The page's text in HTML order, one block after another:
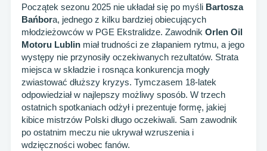
Początek sezonu 2025 nie układał się po myśli Bartosza
Bańbora, jednego z kilku bardziej obiecujących
młodzieżowców w PGE Ekstralidze. Zawodnik Orlen Oil
Motoru Lublin miał trudności ze złapaniem rytmu, a jego
występy nie przynosiły oczekiwanych rezultatów. Strata
miejsca w składzie i rosnąca konkurencja mogły
zwiastować dłuższy kryzys. Tymczasem 18-latek
odpowiedział w najlepszy możliwy sposób. W trzech
ostatnich spotkaniach odżył i prezentuje formę, jakiej
kibice mistrzów Polski długo oczekiwali. Sam zawodnik
po ostatnim meczu nie ukrywał wzruszenia i
wdzięczności wobec fanów.